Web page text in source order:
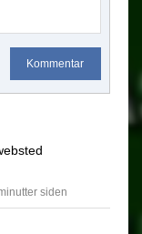
Kommentar
siden